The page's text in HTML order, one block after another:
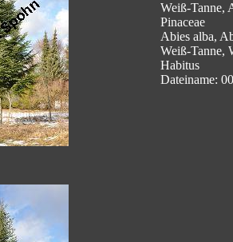
Weiß-Tanne,
Pinaceae
Abies alba,
Weiß-Tanne,
Habitus
Dateiname: